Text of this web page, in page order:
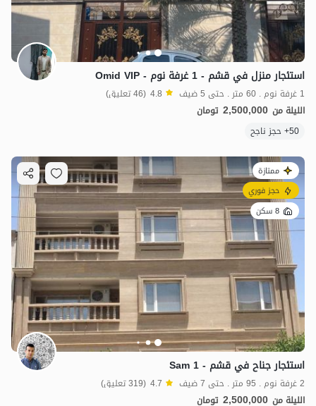
استئجار منزل في قشم - 1 غرفة نوم - Omid VIP
1 غرفة نوم . 60 متر . حتى 5 ضيف 4.8 (46 تعليق)
الليلة من 2,500,000 تومان
50+ حجز ناجح
ممتازة
حجز فوري
8 سكن
استئجار جناح في قشم - Sam 1
2 غرفة نوم . 95 متر . حتى 7 ضيف 4.7 (319 تعليق)
الليلة من 2,500,000 تومان